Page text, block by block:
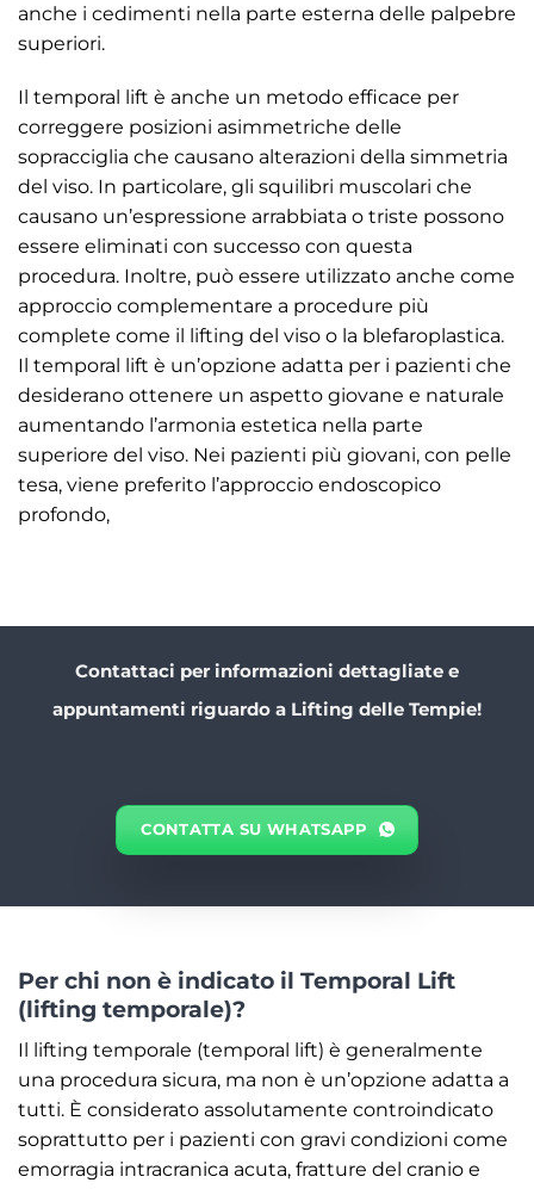
anche i cedimenti nella parte esterna delle palpebre
superiori.
Il temporal lift è anche un metodo efficace per
correggere posizioni asimmetriche delle
sopracciglia che causano alterazioni della simmetria
del viso. In particolare, gli squilibri muscolari che
causano un’espressione arrabbiata o triste possono
essere eliminati con successo con questa
procedura. Inoltre, può essere utilizzato anche come
approccio complementare a procedure più
complete come il lifting del viso o la blefaroplastica.
Il temporal lift è un’opzione adatta per i pazienti che
desiderano ottenere un aspetto giovane e naturale
aumentando l’armonia estetica nella parte
superiore del viso. Nei pazienti più giovani, con pelle
tesa, viene preferito l’approccio endoscopico
profondo,
Contattaci per informazioni dettagliate e
appuntamenti riguardo a Lifting delle Tempie!
CONTATTA SU WHATSAPP
Per chi non è indicato il Temporal Lift
(lifting temporale)?
Il lifting temporale (temporal lift) è generalmente
una procedura sicura, ma non è un’opzione adatta a
tutti. È considerato assolutamente controindicato
soprattutto per i pazienti con gravi condizioni come
emorragia intracranica acuta, fratture del cranio e